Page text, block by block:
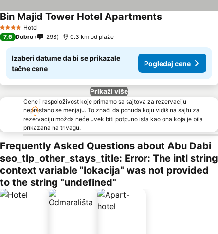
4 ZvezdiceHotel
Bin Majid Tower Hotel ApartmentsPogledaj cene
7,6 Dobro 293 0.3 km od plaže
Izaberi datume da bi se prikazale
tačne cene
Pogledaj cene
Prikaži više
Cene i raspoloživost koje primamo sa sajtova za rezervaciju
neprestano se menjaju. To znači da ponuda koju vidiš na sajtu za
rezervaciju možda neće uvek biti potpuno ista kao ona koja je bila
prikazana na trivagu.
Frequently Asked Questions about Abu Dabi
seo_tlp_other_stays_title: Error: The intl string
context variable "lokacija" was not provided
to the string "undefined"